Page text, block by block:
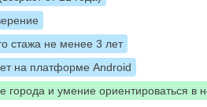
стажа не менее 3 лет
на платформе Android
города и умение ориентироваться в